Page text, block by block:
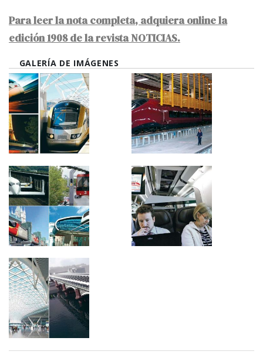
Para leer la nota completa, adquiera online la
edición 1908 de la revista NOTICIAS.
GALERÍA DE IMÁGENES